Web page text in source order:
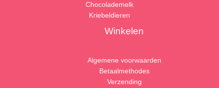
Chocolademelk
Kriebeldieren
Winkelen
Algemene voorwaarden
Betaalmethodes
Verzending